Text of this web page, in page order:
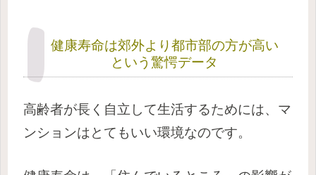
健康寿命は郊外より都市部の方が高い
という驚愕データ
高齢者が長く自立して生活するためには、マ
ンションはとてもいい環境なのです。